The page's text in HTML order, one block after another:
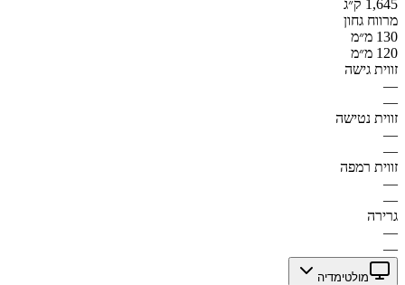
1,645 ק״ג
מרווח גחון
130 מ״מ
120 מ״מ
זווית גישה
—
—
זווית נטישה
—
—
זווית רמפה
—
—
גרירה
—
—
מולטימדיה